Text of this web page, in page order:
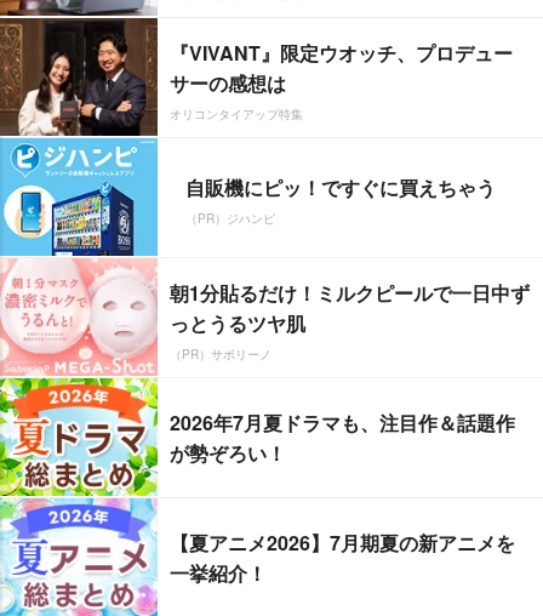
『VIVANT』限定ウオッチ、プロデュー
サーの感想は
オリコンタイアップ特集
自販機にピッ！ですぐに買えちゃう
（PR）ジハンピ
朝1分貼るだけ！ミルクピールで一日中ず
っとうるツヤ肌
（PR）サボリーノ
2026年7月夏ドラマも、注目作＆話題作
が勢ぞろい！
【夏アニメ2026】7月期夏の新アニメを
一挙紹介！